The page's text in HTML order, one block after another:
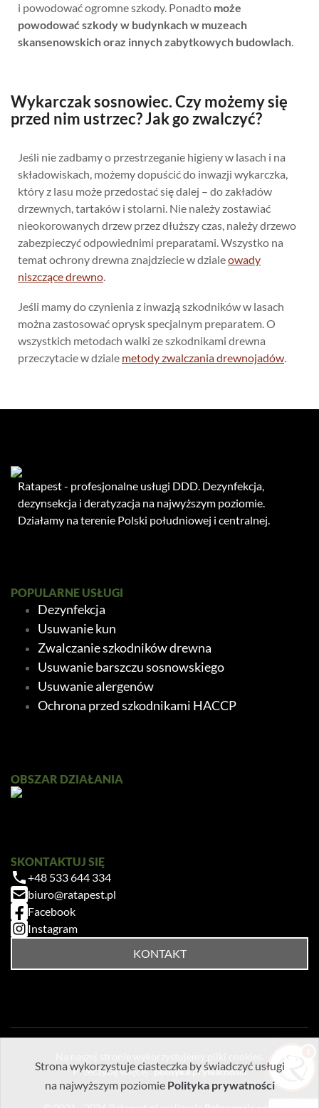
i powodować ogromne szkody. Ponadto może
powodować szkody w budynkach w muzeach
skansenowskich oraz innych zabytkowych budowlach.
Wykarczak sosnowiec. Czy możemy się
przed nim ustrzec? Jak go zwalczyć?
Jeśli nie zadbamy o przestrzeganie higieny w lasach i na
składowiskach, możemy dopuścić do inwazji wykarczka,
który z lasu może przedostać się dalej – do zakładów
drzewnych, tartaków i stolarni. Nie należy zostawiać
nieokorowanych drzew przez dłuższy czas, należy drzewo
zabezpieczyć odpowiednimi preparatami. Wszystko na
temat ochrony drewna znajdziecie w dzialeowady
niszczące drewno.
Jeśli mamy do czynienia z inwazją szkodników w lasach
można zastosować oprysk specjalnym preparatem. O
wszystkich metodach walki ze szkodnikami drewna
przeczytacie w dziale metody zwalczania drewnojadów.
Zrobiłem/am już coś sam/a przed zabiegiem
— pomogłem czy zaszkodziłem?
Ile trwa taki zabieg?
Ratapest - profesjonalne usługi DDD. Dezynfekcja,
dezynsekcja i deratyzacja na najwyższym poziomie.
Działamy na terenie Polski południowej i centralnej.
OBSZAR DZIAŁANIA
POPULARNE USŁUGI
Dezynfekcja
Usuwanie kun
Zwalczanie szkodników drewna
Usuwanie barszczu sosnowskiego
Usuwanie alergenów
Ochrona przed szkodnikami HACCP
SKONTAKTUJ SIĘ
+48 533 644 334
biuro@ratapest.pl
Facebook
Instagram
KONTAKT
Przeczytaj więcej:polityka prywatności
Strona wykorzystuje ciasteczka by świadczyć usługi
na najwyższym poziomie Polityka prywatności